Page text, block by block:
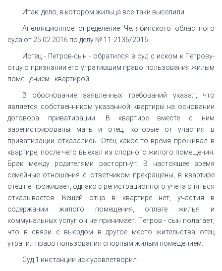
Итак, дело, в котором жильца все-таки выселили.
Апелляционное определение Челябинского областного
суда от 25.02.2016 по делу № 11-2136/2016.
Истец - Петров-сын - обратился в суд с иском к Петрову-
отцу о признании его утратившим право пользования жилым
помещением - квартирой.
В обоснование заявленных требований указал, что
является собственником указанной квартиры на основании
договора приватизации. В квартире вместе с ним
зарегистрированы мать и отец, которые от участия в
приватизации отказались. Отец какое-то время проживал в
квартире, после чего выехал из спорного жилого помещения.
Брак между родителями расторгнут. В настоящее время
семейные отношения с ответчиком прекращены, в квартире
отец не проживает, однако с регистрационного учета сняться
отказывается. Вещей отца в квартире нет, участия в
содержании жилого помещения, оплате жилья и
коммунальных услуг он не принимает. Петров - сын полагает,
что в связи с выездом в другое место жительства отец
утратил право пользования спорным жилым помещением.
Суд 1 инстанции иск удовлетворил.